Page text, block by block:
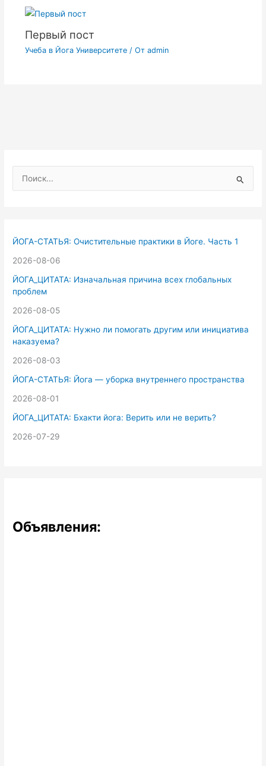
Первый пост
Учеба в Йога Университете/ От admin
о
к
ЙОГА-СТАТЬЯ: Очистительные практики в Йоге. Часть 1
2026-08-06
ЙОГА_ЦИТАТА: Изначальная причина всех глобальных
проблем
2026-08-05
ЙОГА_ЦИТАТА: Нужно ли помогать другим или инициатива
наказуема?
2026-08-03
ЙОГА-СТАТЬЯ: Йога — уборка внутреннего пространства
2026-08-01
ЙОГА_ЦИТАТА: Бхакти йога: Верить или не верить?
2026-07-29
Объявления: